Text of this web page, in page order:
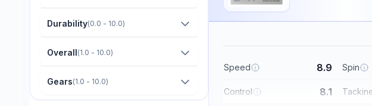
Darker
Der Materialspezialist
Derwind
Durability(0.0 - 10.0)
Overall(1.0 - 10.0)
Gears(1.0 - 10.0)
Speed 8.9 Spin
Control 8.1